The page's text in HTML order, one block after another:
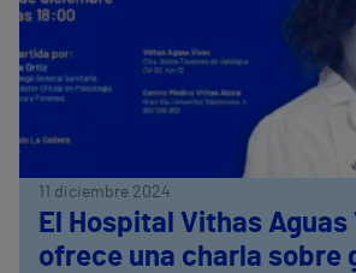
11 diciembre 2024
El Hospital Vithas Aguas
ofrece una charla sobre